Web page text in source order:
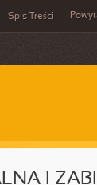
Spis Treści
I